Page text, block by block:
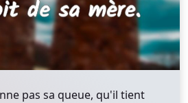
pas sa queue, qu'il tient